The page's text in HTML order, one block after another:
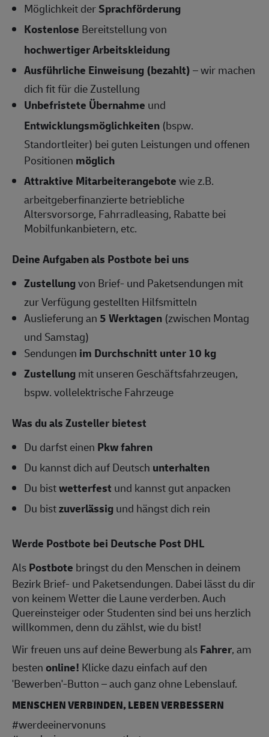
Möglichkeit derSprachförderung
Kostenlose Bereitstellung von
hochwertiger Arbeitskleidung
Ausführliche Einweisung (bezahlt)– wir machen
dich fit für die Zustellung
Unbefristete Übernahme und
Entwicklungsmöglichkeiten (bspw.
Standortleiter) bei guten Leistungen und offenen
Positionen möglich
Attraktive Mitarbeiterangebotewie z.B.
arbeitgeberfinanzierte betriebliche
Altersvorsorge, Fahrradleasing, Rabatte bei
Mobilfunkanbietern, etc.
Deine Aufgaben als Postbote bei uns
Zustellungvon Brief- und Paketsendungen mit
zur Verfügung gestellten Hilfsmitteln
Auslieferung an5 Werktagen (zwischen Montag
und Samstag)
Sendungen im Durchschnitt unter 10 kg
Zustellungmit unseren Geschäftsfahrzeugen,
bspw. vollelektrische Fahrzeuge
Was du als Zusteller bietest
Du darfst einen Pkw fahren
Du kannst dich auf Deutsch unterhalten
Du bistwetterfest und kannst gut anpacken
Du bistzuverlässigund hängst dich rein
Werde Postbote bei Deutsche Post DHL
AlsPostbote bringst du den Menschen in deinem
Bezirk Brief- und Paketsendungen. Dabei lässt du dir
von keinem Wetter die Laune verderben. Auch
Quereinsteiger oder Studenten sind bei uns herzlich
willkommen, denn du zählst, wie du bist!
Wir freuen uns auf deine Bewerbung alsFahrer, am
bestenonline! Klicke dazu einfach auf den
'Bewerben'-Button – auch ganz ohne Lebenslauf.
MENSCHEN VERBINDEN, LEBEN VERBESSERN
#werdeeinervonuns